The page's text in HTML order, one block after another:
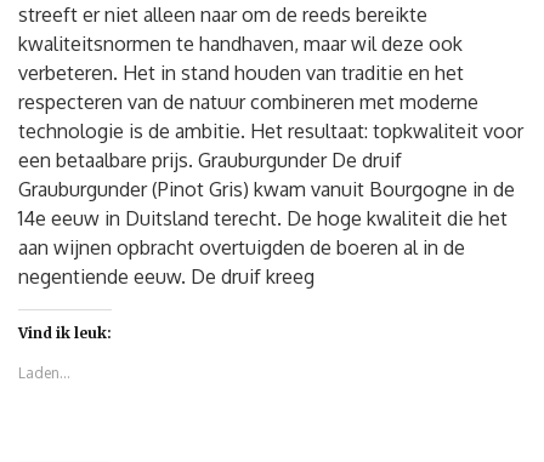
streeft er niet alleen naar om de reeds bereikte
kwaliteitsnormen te handhaven, maar wil deze ook
verbeteren. Het in stand houden van traditie en het
respecteren van de natuur combineren met moderne
technologie is de ambitie. Het resultaat: topkwaliteit voor
een betaalbare prijs. Grauburgunder De druif
Grauburgunder (Pinot Gris) kwam vanuit Bourgogne in de
14e eeuw in Duitsland terecht. De hoge kwaliteit die het
aan wijnen opbracht overtuigden de boeren al in de
negentiende eeuw. De druif kreeg
Vind ik leuk:
Laden...